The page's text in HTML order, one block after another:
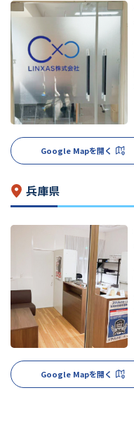
Google Mapを開く
兵庫県
Google Mapを開く